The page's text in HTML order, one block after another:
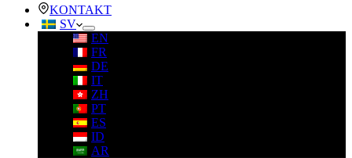
KONTAKT
SV
EN
FR
DE
IT
ZH
PT
ES
ID
AR